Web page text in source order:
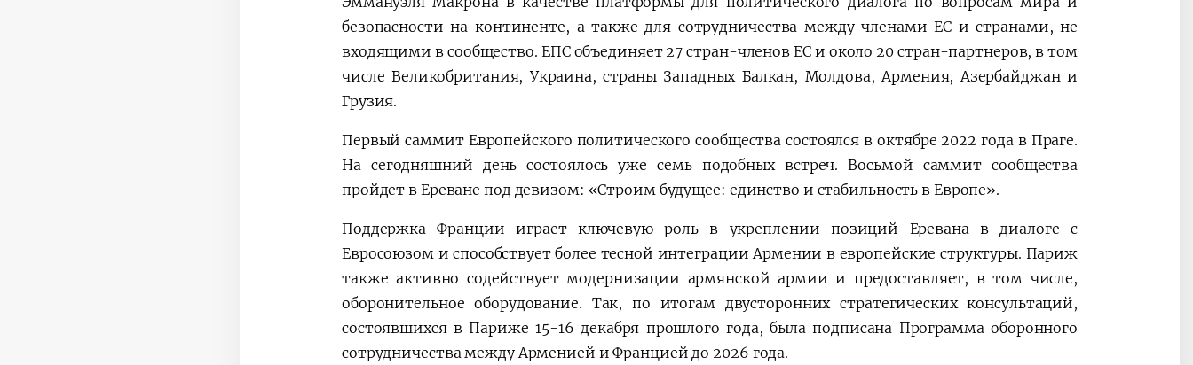
безопасности на континенте, а также для сотрудничества между членами ЕС и странами, не
входящими в сообщество. ЕПС объединяет 27 стран-членов ЕС и около 20 стран-партнеров, в том
числе Великобритания, Украина, страны Западных Балкан, Молдова, Армения, Азербайджан и
Грузия.
Первый саммит Европейского политического сообщества состоялся в октябре 2022 года в Праге.
На сегодняшний день состоялось уже семь подобных встреч. Восьмой саммит сообщества
пройдет в Ереване под девизом: «Строим будущее: единство и стабильность в Европе».
Поддержка Франции играет ключевую роль в укреплении позиций Еревана в диалоге с
Евросоюзом и способствует более тесной интеграции Армении в европейские структуры. Париж
также активно содействует модернизации армянской армии и предоставляет, в том числе,
оборонительное оборудование. Так, по итогам двусторонних стратегических консультаций,
состоявшихся в Париже 15-16 декабря прошлого года, была подписана Программа оборонного
сотрудничества между Арменией и Францией до 2026 года.